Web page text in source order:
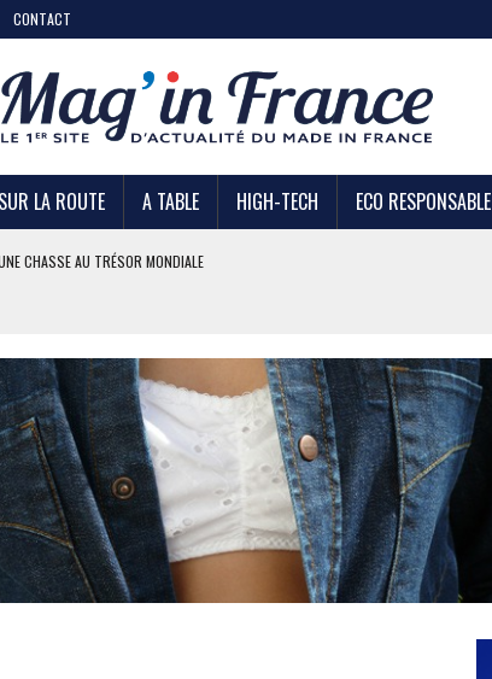
CONTACT
SUR LA ROUTE A TABLE HIGH-TECH ECO RESPONSABLE
?
MONDIALE